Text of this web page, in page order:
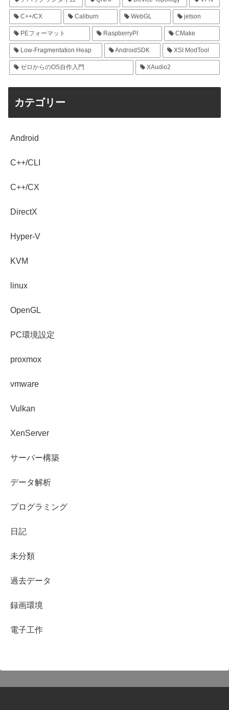
C++/CX Caliburn WebGL jetson
PEフォーマット RaspberryPI CMake
Low-Fragmentation Heap AndroidSDK XSI ModTool
ゼロからのOS自作入門 XAudio2
カテゴリー
Android
C++/CLI
C++/CX
DirectX
Hyper-V
KVM
linux
OpenGL
PC環境設定
proxmox
vmware
Vulkan
XenServer
サーバー構築
データ解析
プログラミング
日記
未分類
過去データ
録画環境
電子工作